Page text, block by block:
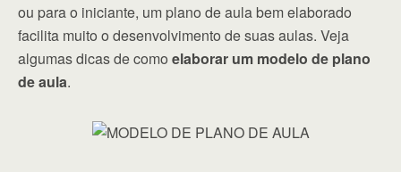
ou para o iniciante, um plano de aula bem elaborado
facilita muito o desenvolvimento de suas aulas. Veja
algumas dicas de como elaborar um modelo de plano
de aula.